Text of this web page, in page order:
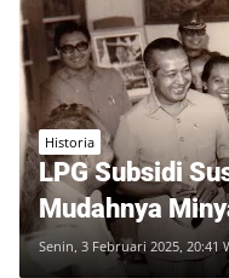
Historia
LPG Subsidi
Mudahnya
Senin, 3 Februari 2025, 20:41